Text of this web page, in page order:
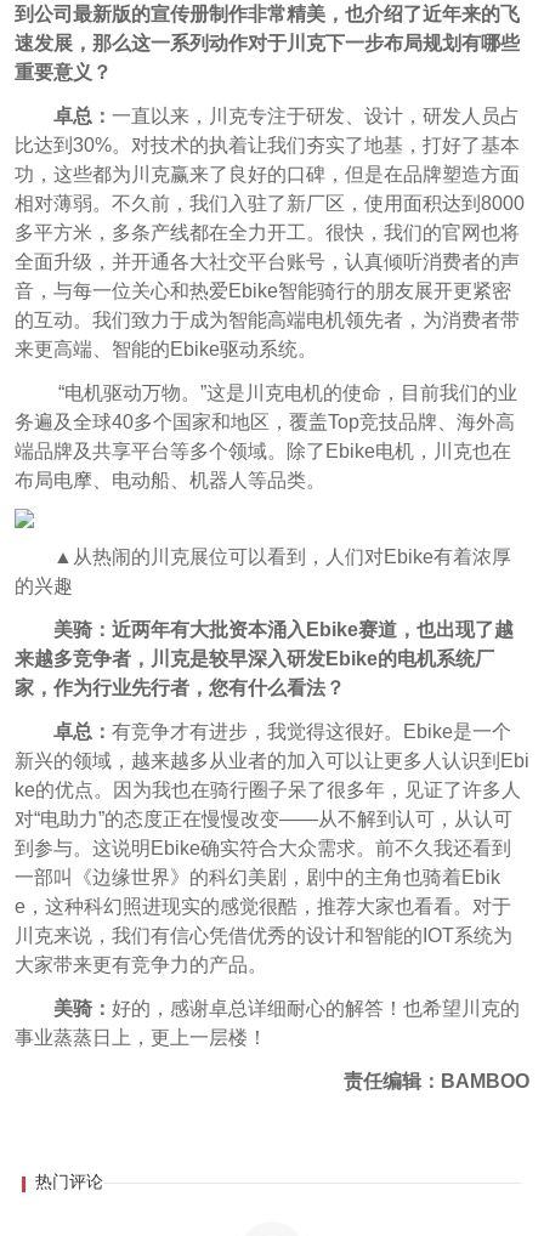
到公司最新版的宣传册制作非常精美，也介绍了近年来的飞
速发展，那么这一系列动作对于川克下一步布局规划有哪些
重要意义？
卓总： 一直以来，川克专注于研发、设计，研发人员占
比达到30%。对技术的执着让我们夯实了地基，打好了基本
功，这些都为川克赢来了良好的口碑，但是在品牌塑造方面
相对薄弱。不久前，我们入驻了新厂区，使用面积达到8000
多平方米，多条产线都在全力开工。很快，我们的官网也将
全面升级，并开通各大社交平台账号，认真倾听消费者的声
音，与每一位关心和热爱Ebike智能骑行的朋友展开更紧密
的互动。我们致力于成为智能高端电机领先者，为消费者带
来更高端、智能的Ebike驱动系统。
“电机驱动万物。”这是川克电机的使命，目前我们的业
务遍及全球40多个国家和地区，覆盖Top竞技品牌、海外高
端品牌及共享平台等多个领域。除了Ebike电机，川克也在
布局电摩、电动船、机器人等品类。
▲从热闹的川克展位可以看到，人们对Ebike有着浓厚
的兴趣
美骑：近两年有大批资本涌入Ebike赛道，也出现了越
来越多竞争者，川克是较早深入研发Ebike的电机系统厂
家，作为行业先行者，您有什么看法？
卓总： 有竞争才有进步，我觉得这很好。Ebike是一个
新兴的领域，越来越多从业者的加入可以让更多人认识到Ebi
ke的优点。因为我也在骑行圈子呆了很多年，见证了许多人
对“电助力”的态度正在慢慢改变——从不解到认可，从认可
到参与。这说明Ebike确实符合大众需求。前不久我还看到
一部叫《边缘世界》的科幻美剧，剧中的主角也骑着Ebik
e，这种科幻照进现实的感觉很酷，推荐大家也看看。对于
川克来说，我们有信心凭借优秀的设计和智能的IOT系统为
大家带来更有竞争力的产品。
美骑： 好的，感谢卓总详细耐心的解答！也希望川克的
事业蒸蒸日上，更上一层楼！
责任编辑：BAMBOO
热门评论